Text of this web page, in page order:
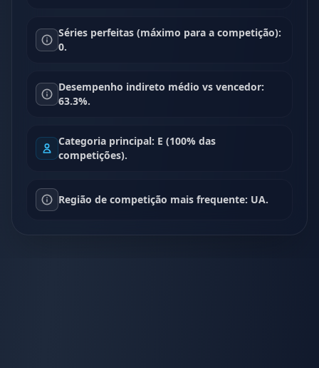
Séries perfeitas (máximo para a competição):
0.
Desempenho indireto médio vs vencedor:
63.3%.
Categoria principal: E (100% das
competições).
Região de competição mais frequente: UA.